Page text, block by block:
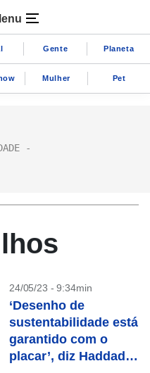
Gente Planeta
Mulher Pet
24/05/23 - 9:34min
‘Desenho de
sustentabilidade está
garantido com o
placar’, diz Haddad